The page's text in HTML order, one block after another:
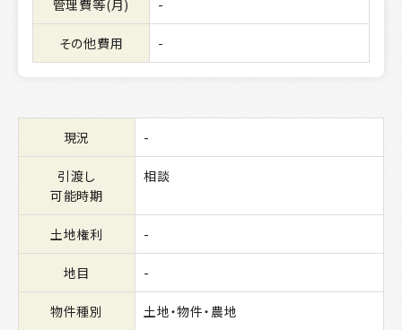
管理費等(月) -
その他費用 -
現況 -
引渡し
可能時期
相談
土地権利 -
地目 -
物件種別 土地・物件・農地